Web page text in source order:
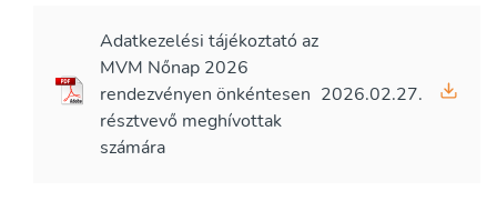
Adatkezelési tájékoztató az
MVM Nőnap 2026
rendezvényen önkéntesen
résztvevő meghívottak
számára
2026.02.27.